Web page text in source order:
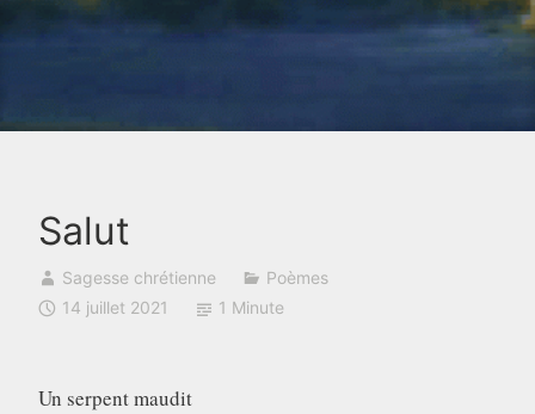
Salut
Sagesse chrétienne
Poèmes
14 juillet 2021
1 Minute
Un serpent maudit